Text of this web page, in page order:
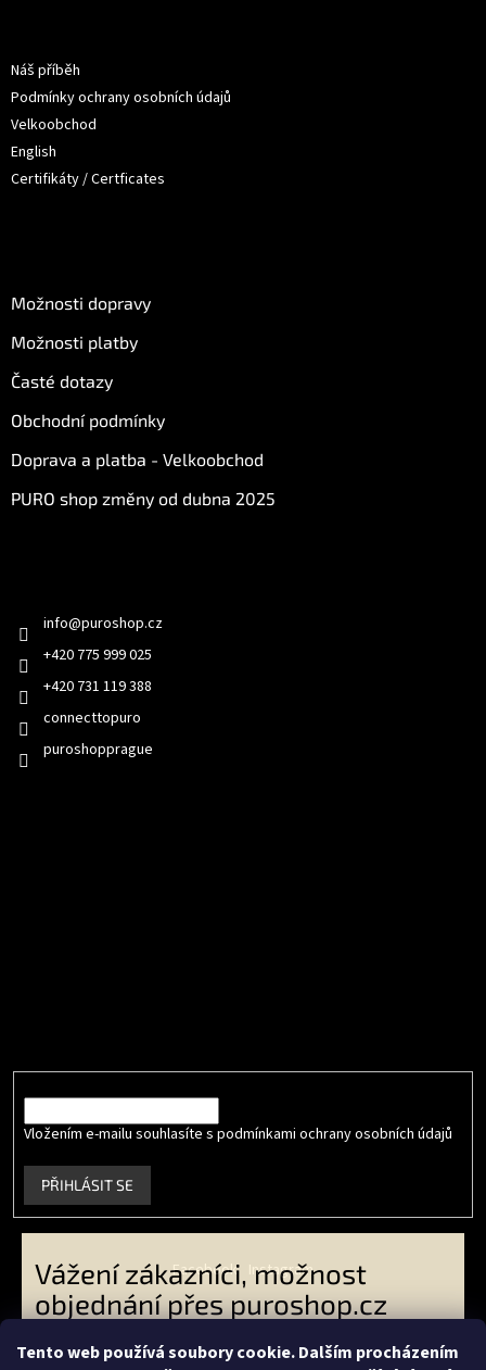
Tento web používá soubory cookie. Dalším procházením
Vážení zákazníci, možnost
objednání přes puroshop.cz
Náš příběh
Podmínky ochrany osobních údajů
Velkoobchod
English
Certifikáty / Certficates
Možnosti dopravy
Možnosti platby
Časté dotazy
Obchodní podmínky
Doprava a platba - Velkoobchod
PURO shop změny od dubna 2025
info@puroshop.cz
+420 775 999 025
+420 731 119 388
connecttopuro
puroshopprague
Vložením e-mailu souhlasíte s podmínkami ochrany osobních údajů
PŘIHLÁSIT SE
Facebook Instagram